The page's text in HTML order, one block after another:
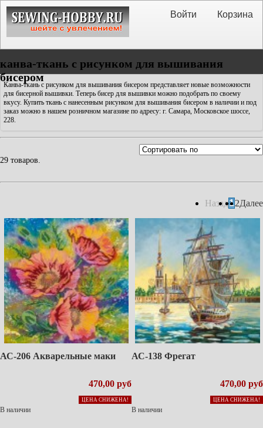
Корзина
Войти
канва-ткань с рисунком для вышивания
бисером
Канва-ткань с рисунком для вышивания бисером представляет новые возможности
для бисерной вышивки. Теперь бисер для вышивки можно подобрать по своему
вкусу. Купить ткань с нанесенным рисунком для вышивания бисером в наличии и под
заказ можно в нашем розничном магазине по адресу: г. Самара, Московское шоссе,
228.
29 товаров.
Назад12Далее
АС-206 Акварельные маки
470,00 руб
ЦЕНА СНИЖЕНА!
В наличии
АС-138 Фрегат
470,00 руб
ЦЕНА СНИЖЕНА!
В наличии